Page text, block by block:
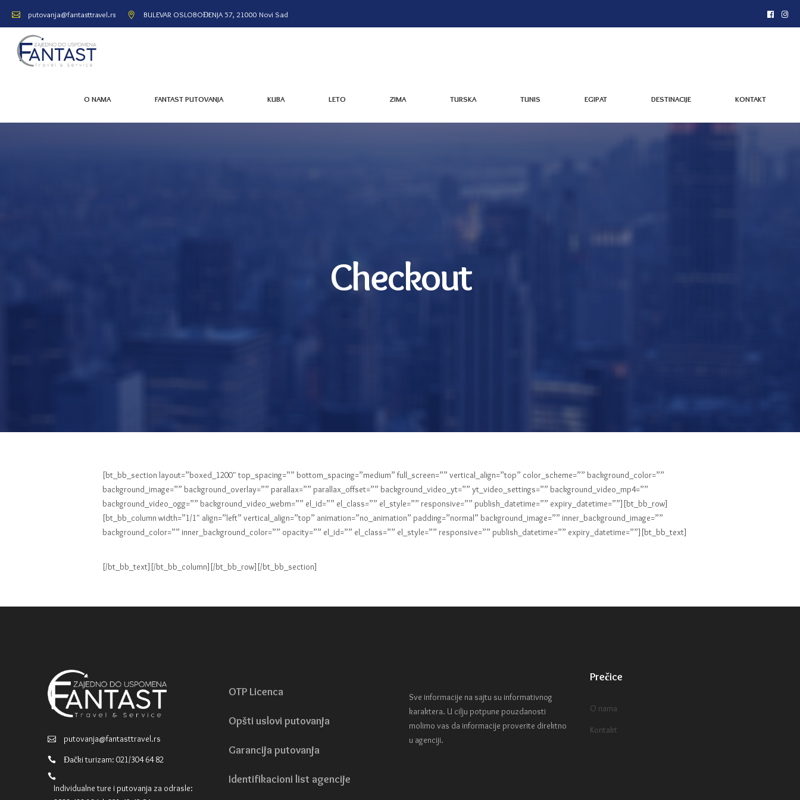
putovanja@fantasttravel.rs BULEVAR OSLOBOĐENJA 57, 21000 Novi Sad
O NAMA FANTAST PUTOVANJA KUBA LETO ZIMA TURSKA TUNIS EGIPAT DESTINACIJE KONTAKT
O NAMA FANTAST PUTOVANJA KUBA
Checkout
[bt_bb_section layout=”boxed_1200″ top_spacing=”” bottom_spacing=”medium” full_screen=”” vertical_align=”top” color_scheme=”” background_color=””
background_image=”” background_overlay=”” parallax=”” parallax_offset=”” background_video_yt=”” yt_video_settings=”” background_video_mp4=””
background_video_ogg=”” background_video_webm=”” el_id=”” el_class=”” el_style=”” responsive=”” publish_datetime=”” expiry_datetime=””][bt_bb_row]
[bt_bb_column width=”1/1″ align=”left” vertical_align=”top” animation=”no_animation” padding=”normal” background_image=”” inner_background_image=””
background_color=”” inner_background_color=”” opacity=”” el_id=”” el_class=”” el_style=”” responsive=”” publish_datetime=”” expiry_datetime=””][bt_bb_text]
[/bt_bb_text][/bt_bb_column][/bt_bb_row][/bt_bb_section]
putovanja@fantasttravel.rs
Đački turizam: 021/304 64 82
Individualne ture i putovanja za odrasle:
OTP Licenca
Opšti uslovi putovanja
Garancija putovanja
Identifikacioni list agencije
Sve informacije na sajtu su informativnog
karaktera. U cilju potpune pouzdanosti
molimo vas da informacije proverite direktno
u agenciji.
Prečice
O nama
Kontakt